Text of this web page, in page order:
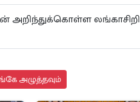
அறிந்துக்கொள்ள லங்காசிறி
அழுத்தவும்